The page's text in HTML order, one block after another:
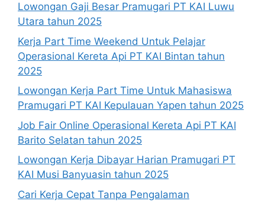
Lowongan Gaji Besar Pramugari PT KAI Luwu
Utara tahun 2025
Kerja Part Time Weekend Untuk Pelajar
Operasional Kereta Api PT KAI Bintan tahun
2025
Lowongan Kerja Part Time Untuk Mahasiswa
Pramugari PT KAI Kepulauan Yapen tahun 2025
Job Fair Online Operasional Kereta Api PT KAI
Barito Selatan tahun 2025
Lowongan Kerja Dibayar Harian Pramugari PT
KAI Musi Banyuasin tahun 2025
Cari Kerja Cepat Tanpa Pengalaman